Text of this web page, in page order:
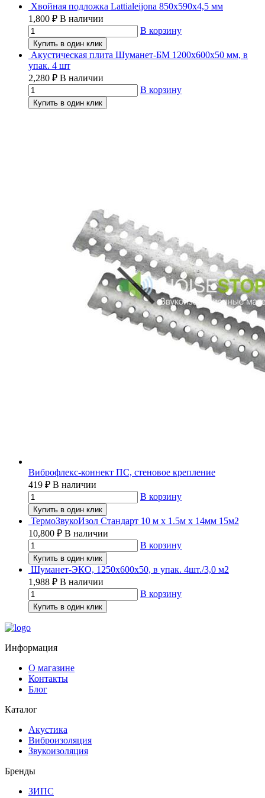
Хвойная подложка Lattialeijona 850х590х4,5 мм
1,800 ₽ В наличии
В корзину
Купить в один клик
Акустическая плита Шуманет-БМ 1200х600х50 мм, в
упак. 4 шт
2,280 ₽ В наличии
В корзину
Купить в один клик
Виброфлекс-коннект ПС, стеновое крепление
419 ₽ В наличии
В корзину
Купить в один клик
ТермоЗвукоИзол Стандарт 10 м х 1.5м х 14мм 15м2
10,800 ₽ В наличии
В корзину
Купить в один клик
Шуманет-ЭКО, 1250х600х50, в упак. 4шт./3,0 м2
1,988 ₽ В наличии
В корзину
Купить в один клик
Информация
О магазине
Контакты
Блог
Каталог
Акустика
Виброизоляция
Звукоизоляция
Бренды
ЗИПС